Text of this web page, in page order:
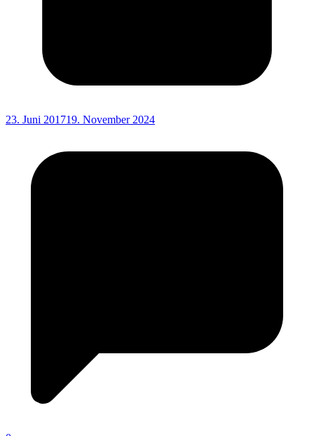
23. Juni 201719. November 2024